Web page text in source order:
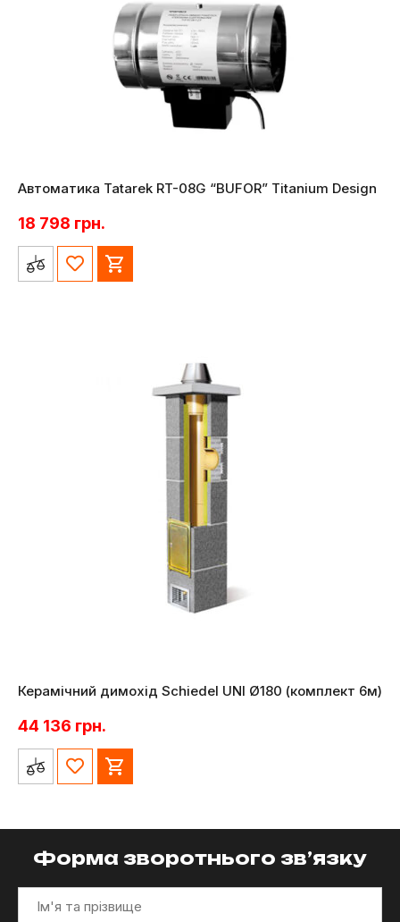
Автоматика Tatarek RT-08G “BUFOR” Titanium Design
18 798 грн.
Керамічний димохід Schiedel UNI Ø180 (комплект 6м)
44 136 грн.
Форма зворотнього зв’язку